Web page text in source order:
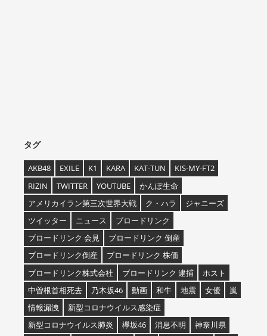
タグ
AKB48 EXILE K1 KARA KAT-TUN
KIS-MY-FT2
RIZIN
TWITTER YOUTUBE
かんぽ生命
アメリカイラン第三次世界大戦
ク・ハラ
ジャニーズ
ツイッター
ニュース
ブロードリンク
ブロードリンク 会見
ブロードリンク 倒産
ブロードリンク倒産
ブロードリンク 株価
ブロードリンク株式会社
ブロードリンク 逮捕
ホスト
中曽根首相死去
乃木坂46 動画 和牛 地震 女優
嵐
情報漏洩
新型コロナウイルス感染症
新型コロナウイルス肺炎
欅坂46 消息不明
神奈川県